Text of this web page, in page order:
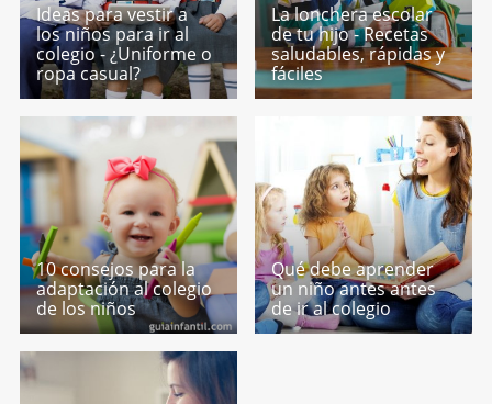
Ideas para vestir a
los niños para ir al
colegio - ¿Uniforme o
ropa casual?
La lonchera escolar
de tu hijo - Recetas
saludables, rápidas y
fáciles
10 consejos para la
adaptación al colegio
de los niños
Qué debe aprender
un niño antes antes
de ir al colegio